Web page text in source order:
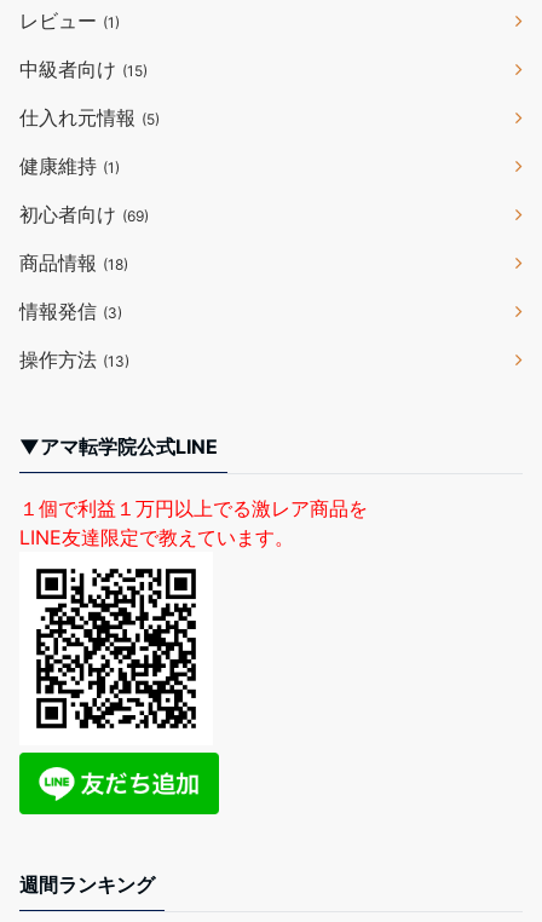
レビュー (1)
中級者向け (15)
仕入れ元情報 (5)
健康維持 (1)
初心者向け (69)
商品情報 (18)
情報発信 (3)
操作方法 (13)
▼アマ転学院公式LINE
１個で利益１万円以上でる激レア商品を
LINE友達限定で教えています。
週間ランキング